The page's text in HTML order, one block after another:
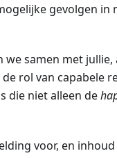
gevolgen in
we samen met jullie,
rol van capabele
die niet alleen de
voor, en inhoud